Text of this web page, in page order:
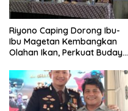
Riyono Caping Dorong Ibu-
Ibu Magetan Kembangkan
Olahan Ikan, Perkuat Budaya